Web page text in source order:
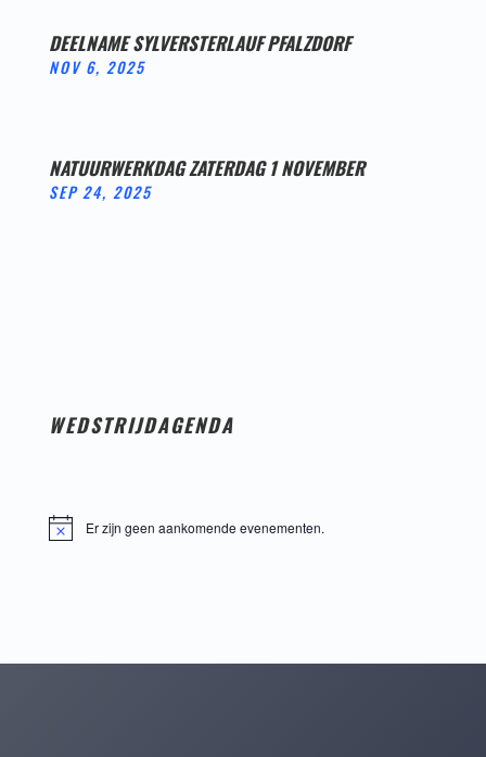
DEELNAME SYLVERSTERLAUF PFALZDORF
NOV 6, 2025
NATUURWERKDAG ZATERDAG 1 NOVEMBER
SEP 24, 2025
WEDSTRIJDAGENDA
Er zijn geen aankomende evenementen.